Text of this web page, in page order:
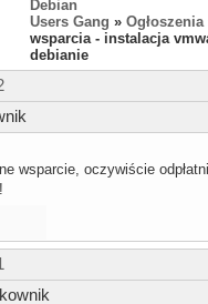
Debian
Users Gang » Ogłoszenia
wsparcia - instalacja
debianie
wsparcie, oczywiście